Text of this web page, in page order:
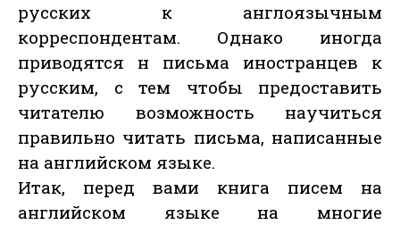
русских к англоязычным
корреспондентам. Однако иногда
приводятся н письма иностранцев к
русским, с тем чтобы предоставить
читателю возможность научиться
правильно читать письма, написанные
на английском языке.
Итак, перед вами книга писем на
английском языке на многие